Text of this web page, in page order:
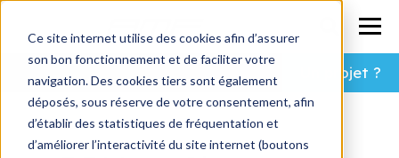
Ce site internet utilise des cookies afin d’assurer
son bon fonctionnement et de faciliter votre
navigation. Des cookies tiers sont également
déposés, sous réserve de votre consentement, afin
d’établir des statistiques de fréquentation et
d’améliorer l’interactivité du site internet (boutons
Un projet ?